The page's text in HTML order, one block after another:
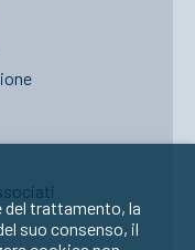
trattamento, la
suo consenso, il